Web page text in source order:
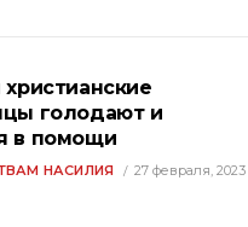
голодают и
в помощи
НАСИЛИЯ 27 февраля, 2023